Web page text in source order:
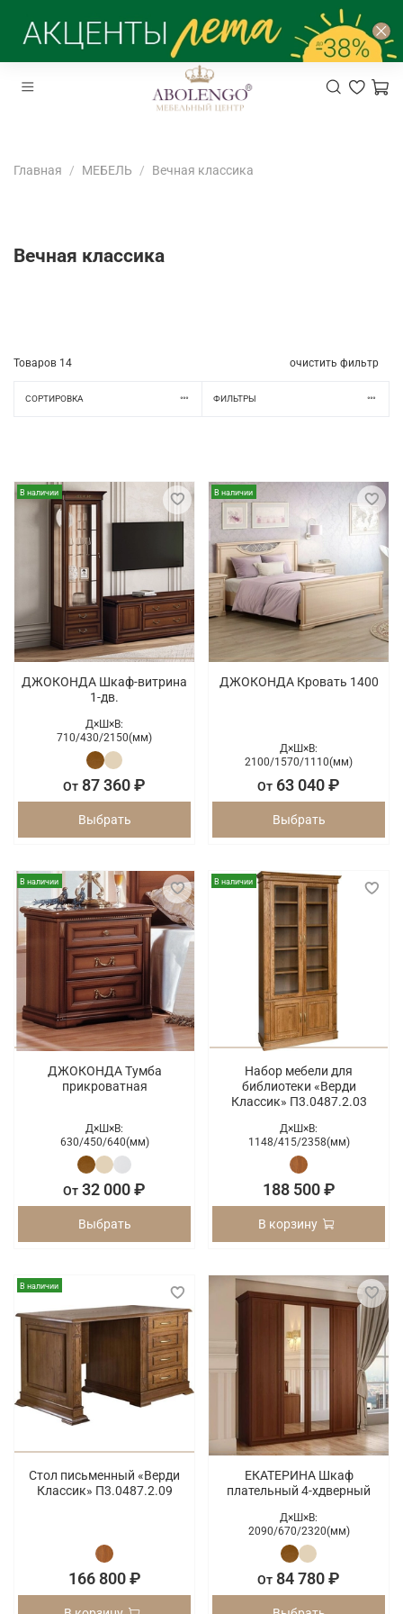
Главная МЕБЕЛЬ Вечная классика
Вечная классика
Товаров 14 очистить фильтр
СОРТИРОВКА ФИЛЬТРЫ
В наличии
ДЖОКОНДА Шкаф-витрина
1-дв.
Д×Ш×В:
710/430/2150(мм)
От 87 360 ₽
Выбрать
В наличии
ДЖОКОНДА Кровать 1400
Д×Ш×В:
2100/1570/1110(мм)
От 63 040 ₽
Выбрать
В наличии
ДЖОКОНДА Тумба
прикроватная
Д×Ш×В:
630/450/640(мм)
От 32 000 ₽
Выбрать
В наличии
Набор мебели для
библиотеки «Верди
Классик» П3.0487.2.03
Д×Ш×В:
1148/415/2358(мм)
188 500 ₽
В корзину
В наличии
Стол письменный «Верди
Классик» П3.0487.2.09
166 800 ₽
ЕКАТЕРИНА Шкаф
плательный 4-хдверный
Д×Ш×В:
2090/670/2320(мм)
От 84 780 ₽